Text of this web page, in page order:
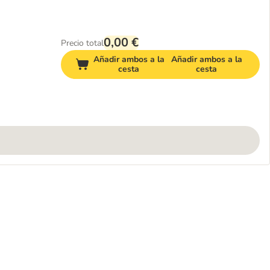
Precio total0,00 €
Añadir ambos a la
cesta
Añadir ambos a la
cesta